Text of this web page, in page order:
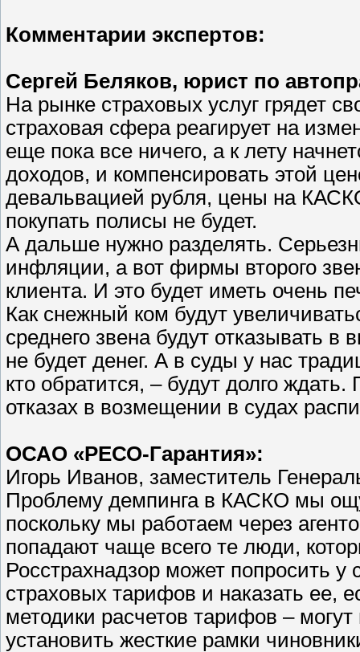
Комментарии экспертов:
Сергей Беляков, юрист по
На рынке страховых услуг грядет
страховая сфера реагирует на
еще пока все ничего, а к лету
доходов, и компенсировать этой
девальвацией рубля, цены на
покупать полисы не будет.
А дальше нужно разделять.
инфляции, а вот фирмы второго
клиента. И это будет иметь очень
Как снежный ком будут
среднего звена будут отказывать в
не будет денег. А в суды у нас
кто обратится, – будут долго
отказах в возмещении в судах
ОСАО «РЕСО-Гарантия»:
Игорь Иванов, заместитель
Проблему демпинга в КАСКО мы
поскольку мы работаем через
попадают чаще всего те люди,
Росстрахнадзор может попросить
страховых тарифов и наказать ее,
методики расчетов тарифов –
установить жесткие рамки